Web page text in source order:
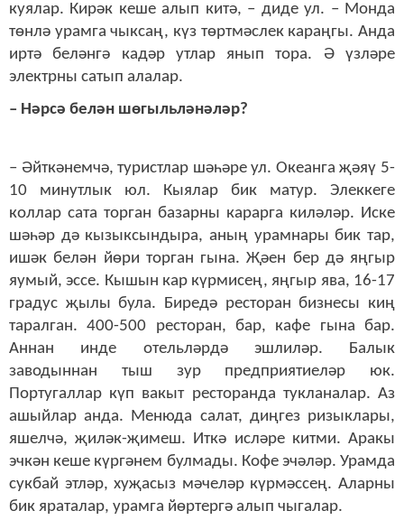
куялар. Кирәк кеше алып китә, – диде ул. – Монда
төнлә урамга чыксаң, күз төртмәслек караңгы. Анда
иртә беләнгә кадәр утлар янып тора. Ә үзләре
электрны сатып алалар.
– Нәрсә белән шөгыльләнәләр?
– Әйткәнемчә, туристлар шәһәре ул. Океанга җәяү 5-
10 минутлык юл. Кыялар бик матур. Элеккеге
коллар сата торган базарны карарга киләләр. Иске
шәһәр дә кызыксындыра, аның урамнары бик тар,
ишәк белән йөри торган гына. Җәен бер дә яңгыр
яумый, эссе. Кышын кар күрмисең, яңгыр ява, 16-17
градус җылы була. Биредә ресторан бизнесы киң
таралган. 400-500 ресторан, бар, кафе гына бар.
Аннан инде отельләрдә эшлиләр. Балык
заводыннан тыш зур предприятиеләр юк.
Португаллар күп вакыт ресторанда тукланалар. Аз
ашыйлар анда. Менюда салат, диңгез ризыклары,
яшелчә, җиләк-җимеш. Иткә исләре китми. Аракы
эчкән кеше күргәнем булмады. Кофе эчәләр. Урамда
сукбай этләр, хуҗасыз мәчеләр күрмәссең. Аларны
бик яраталар, урамга йөртергә алып чыгалар.